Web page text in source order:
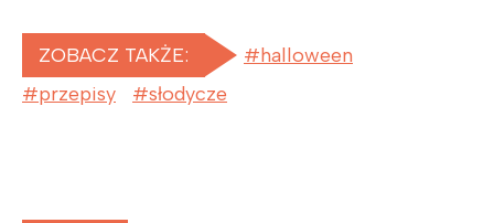
ZOBACZ TAKŻE:
halloween
przepisy
słodycze